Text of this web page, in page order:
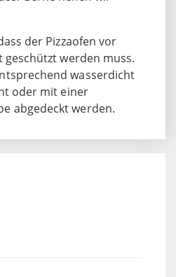
der Pizzaofen vor
geschützt werden muss.
wasserdicht
oder mit einer
abgedeckt werden.